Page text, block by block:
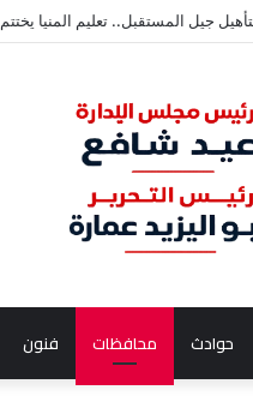
من الحر”.. مياه النيل تبتلع شقيقين
حوادث محافظات فنون